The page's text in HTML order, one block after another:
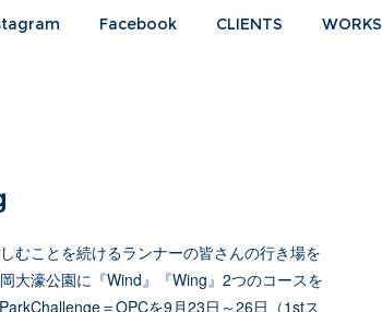
Facebook CLIENTS WORKS
むことを続けるランナーの皆さんの行き場を
大濠公園に『Wind』『Wing』2つのコースを
＝OPCを9月23日～26日（1stス